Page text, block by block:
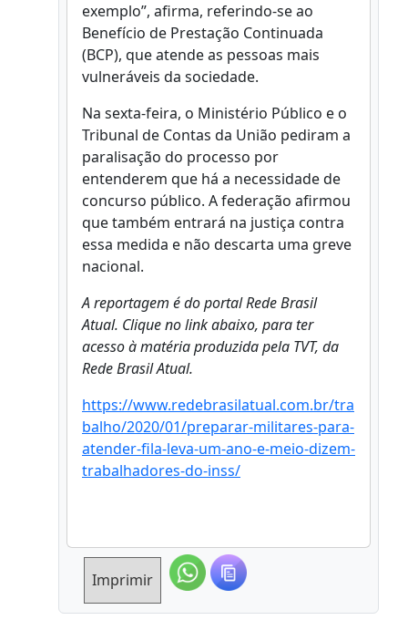
exemplo”, afirma, referindo-se ao
Benefício de Prestação Continuada
(BCP), que atende as pessoas mais
vulneráveis da sociedade.
Na sexta-feira, o Ministério Público e o
Tribunal de Contas da União pediram a
paralisação do processo por
entenderem que há a necessidade de
concurso público. A federação afirmou
que também entrará na justiça contra
essa medida e não descarta uma greve
nacional.
A reportagem é do portal Rede Brasil
Atual. Clique no link abaixo, para ter
acesso à matéria produzida pela TVT, da
Rede Brasil Atual.
https://www.redebrasilatual.com.br/tra
balho/2020/01/preparar-militares-para-
atender-fila-leva-um-ano-e-meio-dizem-
trabalhadores-do-inss/
Imprimir